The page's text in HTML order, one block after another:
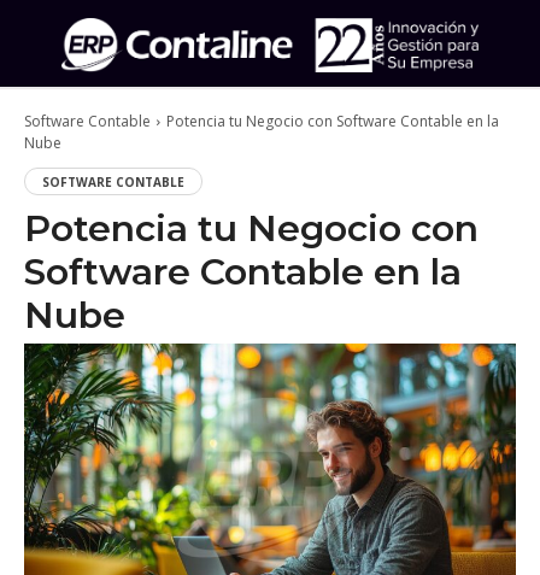
Software Contable
Potencia tu Negocio con Software Contable en la
Nube
SOFTWARE CONTABLE
Potencia tu Negocio con
Software Contable en la
Nube